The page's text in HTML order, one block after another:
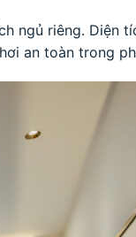
ngủ riêng. Diện
an toàn trong